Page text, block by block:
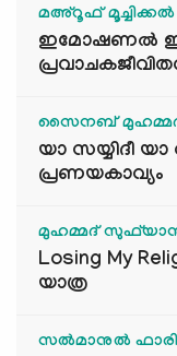
മഅ്റൂഫ് മൂച്ചിക്കല്‍
ഇമോഷണൽ
സൈനബ്
യാ സയ്യിദീ
പ്രണയകാവ്യം
മുഹമ്മദ്
Losing My
യാത്ര
സൽമാനുൽ